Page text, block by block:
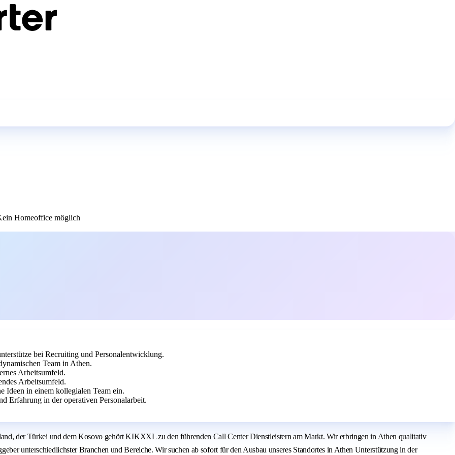
Homeoffice möglich
bei Recruiting und Personalentwicklung.
Team in Athen.
Arbeitsumfeld.
Arbeitsumfeld.
Ideen in einem kollegialen Team ein.
Erfahrung in der operativen Personalarbeit.
der Türkei und dem Kosovo gehört KIKXXL zu den führenden Call Center Dienstleistern am Markt. Wir erbringen in Athen qualitativ
unterschiedlichster Branchen und Bereiche. Wir suchen ab sofort für den Ausbau unseres Standortes in Athen Unterstützung in der